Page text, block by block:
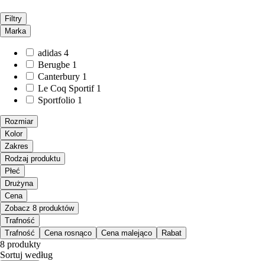
Filtry
Marka
adidas 4
Berugbe 1
Canterbury 1
Le Coq Sportif 1
Sportfolio 1
Rozmiar
Kolor
Zakres
Rodzaj produktu
Płeć
Drużyna
Cena
Zobacz 8 produktów
Trafność
Trafność
Cena rosnąco Cena malejąco Rabat
8 produkty
Sortuj według